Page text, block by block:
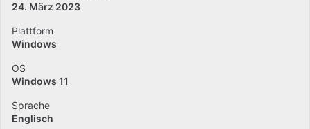
24. März 2023
Plattform
Windows
OS
Windows 11
Sprache
Englisch